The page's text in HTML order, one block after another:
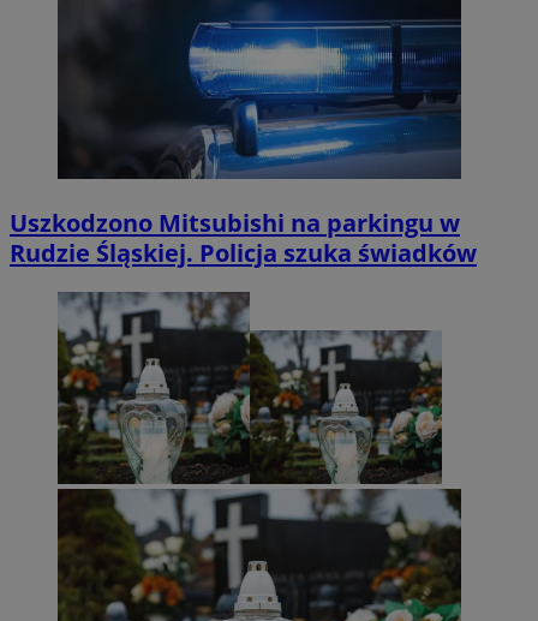
Uszkodzono Mitsubishi na parkingu w
Rudzie Śląskiej. Policja szuka świadków